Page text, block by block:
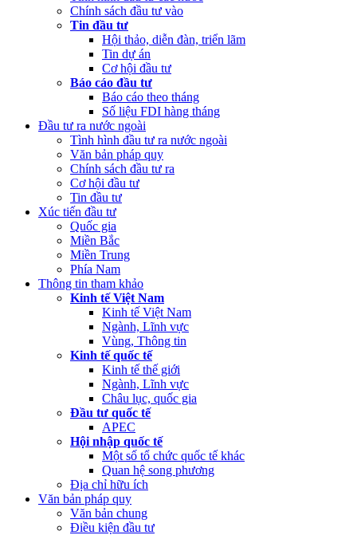
Chính sách đầu tư vào
Tin đầu tư
Hội thảo, diễn đàn, triển lãm
Tin dự án
Cơ hội đầu tư
Báo cáo đầu tư
Báo cáo theo tháng
Số liệu FDI hàng tháng
Đầu tư ra nước ngoài
Tình hình đầu tư ra nước ngoài
Văn bản pháp quy
Chính sách đầu tư ra
Cơ hội đầu tư
Tin đầu tư
Xúc tiến đầu tư
Quốc gia
Miền Bắc
Miền Trung
Phía Nam
Thông tin tham khảo
Kinh tế Việt Nam
Kinh tế Việt Nam
Ngành, Lĩnh vực
Vùng, Thông tin
Kinh tế quốc tế
Kinh tế thế giới
Ngành, Lĩnh vực
Châu lục, quốc gia
Đầu tư quốc tế
APEC
Hội nhập quốc tế
Một số tổ chức quốc tế khác
Quan hệ song phương
Địa chỉ hữu ích
Văn bản pháp quy
Văn bản chung
Điều kiện đầu tư